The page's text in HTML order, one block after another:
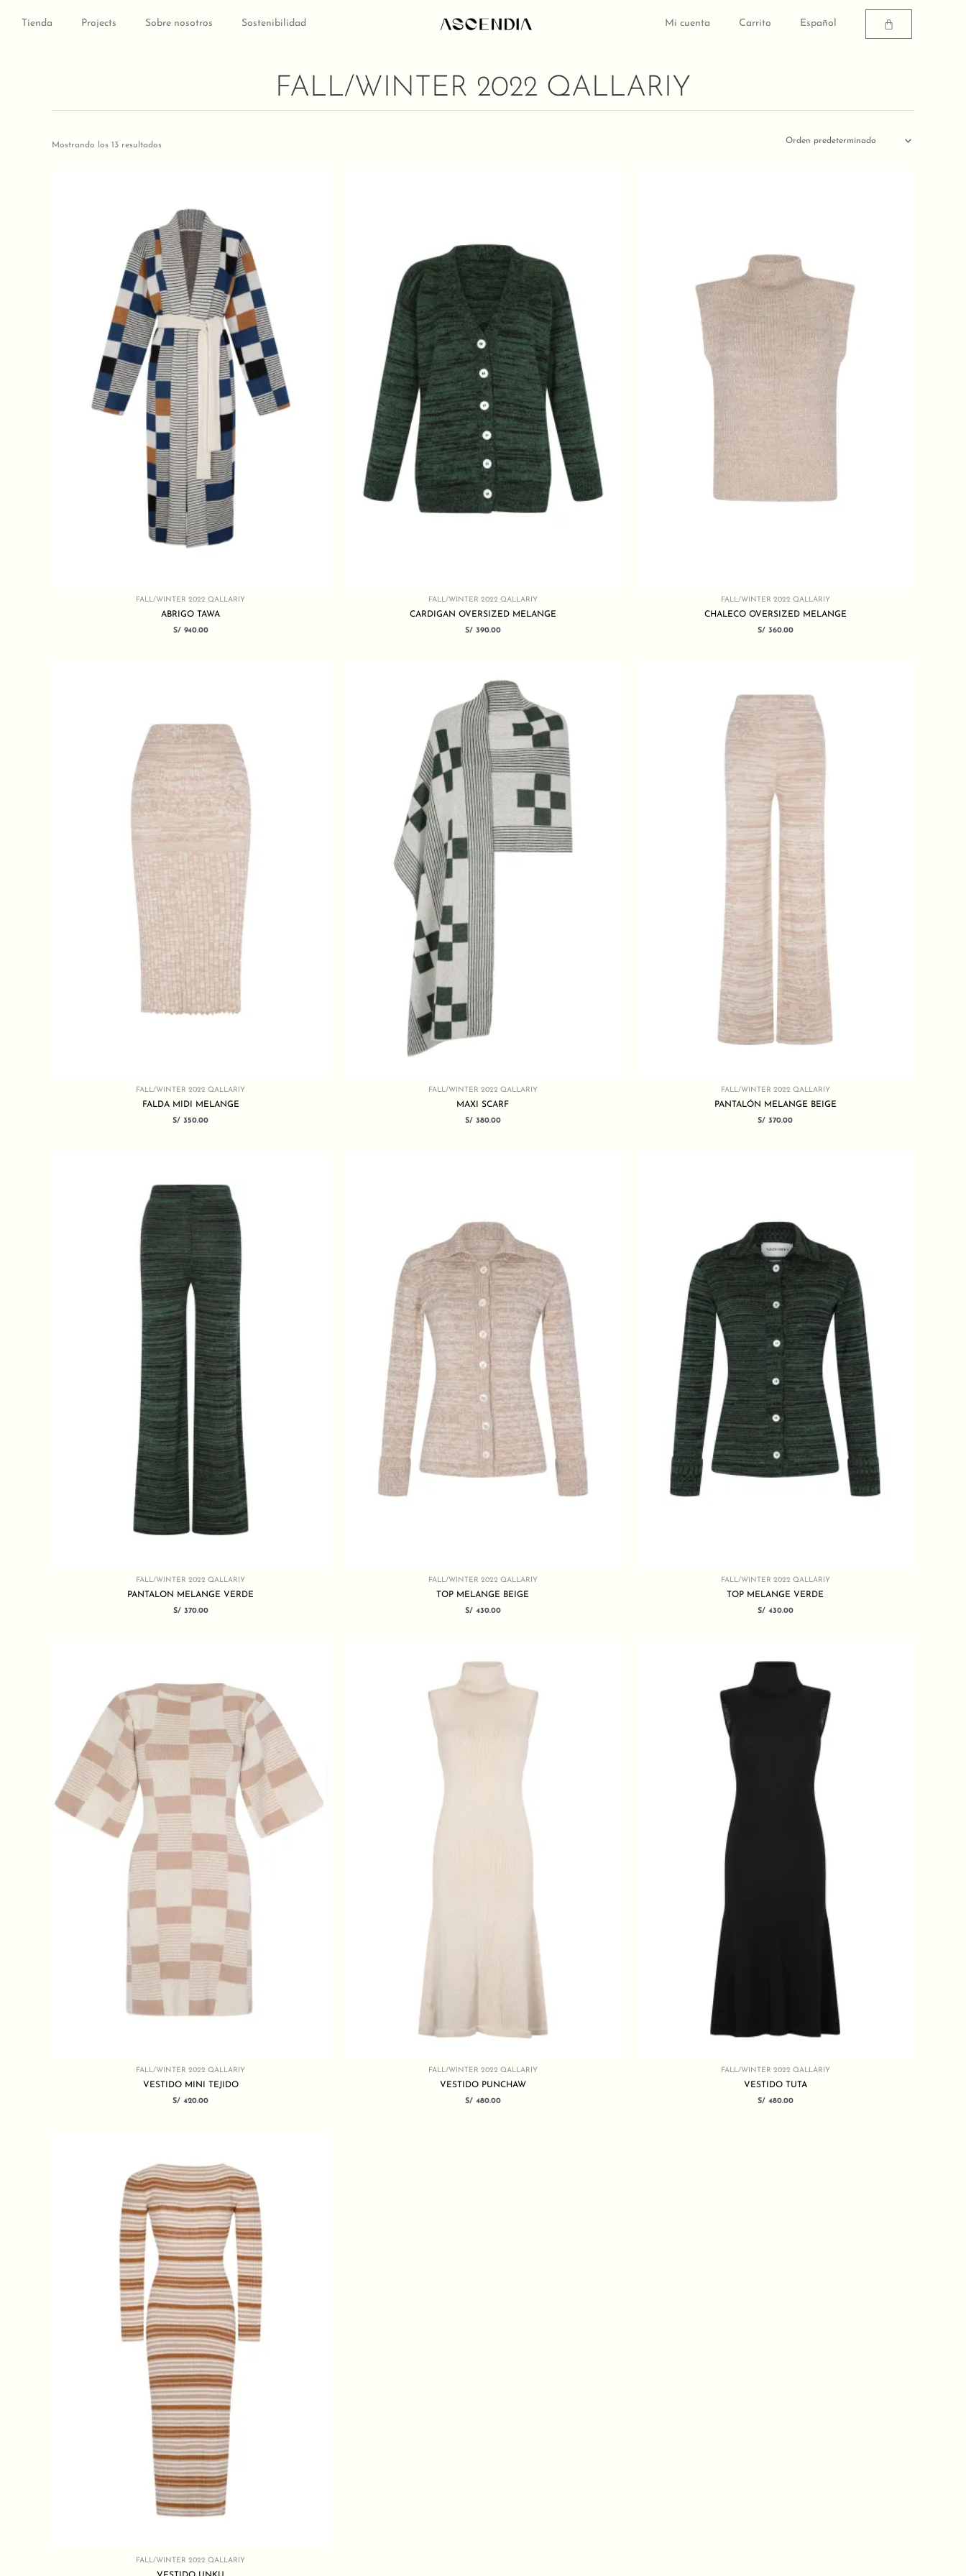
Tienda Projects Sobre nosotros Sostenibilidad Mi cuenta Carrito Español Carrito
FALL/WINTER 2022 QALLARIY
Mostrando los 13 resultados
FALL/WINTER 2022 QALLARIY
ABRIGO TAWA
S/ 940.00
FALL/WINTER 2022 QALLARIY
CARDIGAN OVERSIZED MELANGE
S/ 390.00
FALL/WINTER 2022 QALLARIY
CHALECO OVERSIZED MELANGE
S/ 360.00
FALL/WINTER 2022 QALLARIY
FALDA MIDI MELANGE
S/ 350.00
FALL/WINTER 2022 QALLARIY
MAXI SCARF
S/ 380.00
FALL/WINTER 2022 QALLARIY
PANTALÓN MELANGE BEIGE
S/ 370.00
FALL/WINTER 2022 QALLARIY
PANTALON MELANGE VERDE
S/ 370.00
FALL/WINTER 2022 QALLARIY
TOP MELANGE BEIGE
S/ 430.00
FALL/WINTER 2022 QALLARIY
TOP MELANGE VERDE
S/ 430.00
FALL/WINTER 2022 QALLARIY
VESTIDO MINI TEJIDO
S/ 420.00
FALL/WINTER 2022 QALLARIY
VESTIDO PUNCHAW
S/ 480.00
FALL/WINTER 2022 QALLARIY
VESTIDO TUTA
S/ 480.00
FALL/WINTER 2022 QALLARIY